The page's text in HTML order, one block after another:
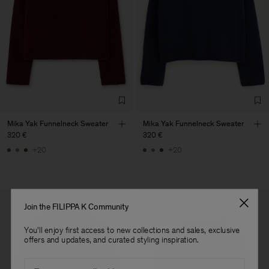
Vendor
Main Supplier
S.C. Trico Point srl Romania
Factory
Sub Contractor
S.C. Trico Point srl Romania
Mika Yak Funnelneck Sweater
320 €
+20
Mika Yak Funnelneck Sweater
320 €
+20
Join the FILIPPA K Community
You'll enjoy first access to new collections and sales, exclusive
offers and updates, and curated styling inspiration.